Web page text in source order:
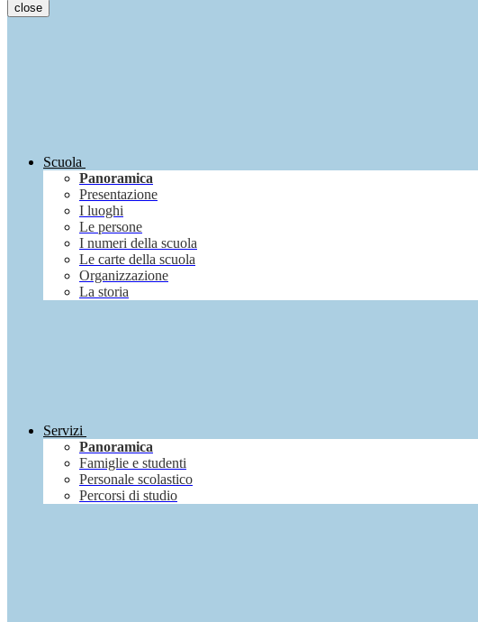
close
Scuola
Panoramica
Presentazione
I luoghi
Le persone
I numeri della scuola
Le carte della scuola
Organizzazione
La storia
Servizi
Panoramica
Famiglie e studenti
Personale scolastico
Percorsi di studio